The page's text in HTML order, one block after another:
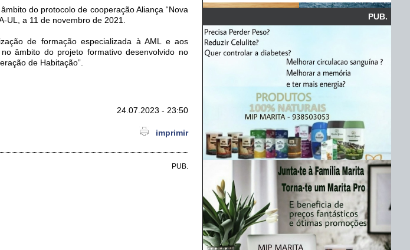
do protocolo de cooperação Aliança “Nova
UL, a 11 de novembro de 2021.
de formação especializada à AML e aos
âmbito do projeto formativo desenvolvido no
de Habitação”.
24.07.2023 - 23:50
imprimir
PUB.
PUB.